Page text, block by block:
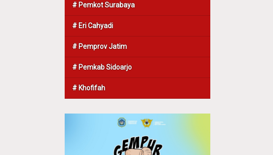
# Pemkot Surabaya
# Eri Cahyadi
# Pemprov Jatim
# Pemkab Sidoarjo
# Khofifah